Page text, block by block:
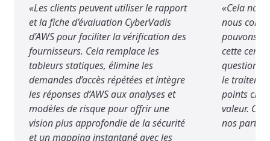
Les clients peuvent utiliser le rapport
et la fiche d’évaluation CyberVadis
d’AWS pour faciliter la vérification des
fournisseurs. Cela remplace les
tableurs statiques, élimine les
demandes d’accès répétées et intègre
les réponses d’AWS aux analyses et
modèles de risque pour offrir une
vision plus approfondie de la sécurité
et un mapping instantané avec les
Cela
nous
pouvons
cette
le traiter à
points clés
valeur.
nos